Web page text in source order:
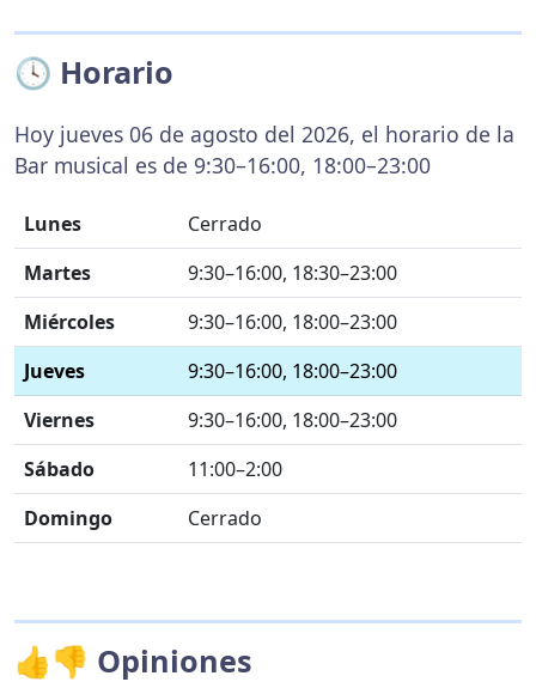
🕓 Horario
Hoy jueves 06 de agosto del 2026, el horario de la
Bar musical es de 9:30–16:00, 18:00–23:00
Lunes
Cerrado
Martes
9:30–16:00, 18:30–23:00
Miércoles
9:30–16:00, 18:00–23:00
Jueves
9:30–16:00, 18:00–23:00
Viernes
9:30–16:00, 18:00–23:00
Sábado
11:00–2:00
Domingo
Cerrado
👍👎 Opiniones